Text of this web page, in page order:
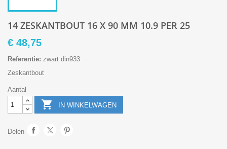
14 ZESKANTBOUT 16 X 90 MM 10.9 PER 25
€ 48,75
Referentie: zwart din933
Zeskantbout
Aantal
 IN WINKELWAGEN
Delen